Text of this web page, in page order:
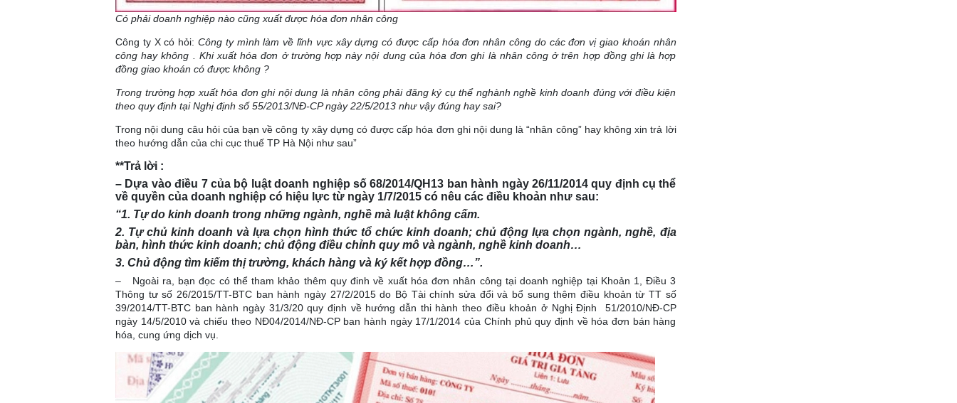
Có phải doanh nghiệp nào cũng xuất được hóa đơn nhân công
Công ty X có hỏi: Công ty mình làm về lĩnh vực xây dựng có được cấp hóa đơn nhân công do các đơn vị giao khoán nhân
công hay không . Khi xuất hóa đơn ở trường hợp này nội dung của hóa đơn ghi là nhân công ở trên hợp đồng ghi là hợp
đồng giao khoán có được không ?
Trong trường hợp xuất hóa đơn ghi nội dung là nhân công phải đăng ký cụ thể nghành nghề kinh doanh đúng với điều kiện
theo quy định tại Nghị định số 55/2013/NĐ-CP ngày 22/5/2013 như vậy đúng hay sai?
Trong nội dung câu hỏi của bạn về công ty xây dựng có được cấp hóa đơn ghi nội dung là “nhân công” hay không xin trả lời
theo hướng dẫn của chi cục thuế TP Hà Nội như sau”
**Trả lời :
– Dựa vào điều 7 của bộ luật doanh nghiệp số 68/2014/QH13 ban hành ngày 26/11/2014 quy định cụ thể
về quyền của doanh nghiệp có hiệu lực từ ngày 1/7/2015 có nêu các điều khoản như sau:
“1. Tự do kinh doanh trong những ngành, nghề mà luật không cấm.
2. Tự chủ kinh doanh và lựa chọn hình thức tổ chức kinh doanh; chủ động lựa chọn ngành, nghề, địa
bàn, hình thức kinh doanh; chủ động điều chỉnh quy mô và ngành, nghề kinh doanh…
3. Chủ động tìm kiếm thị trường, khách hàng và ký kết hợp đồng…”.
– Ngoài ra, bạn đọc có thể tham khảo thêm quy đinh về xuất hóa đơn nhân công tại doanh nghiệp tại Khoản 1, Điều 3
Thông tư số 26/2015/TT-BTC ban hành ngày 27/2/2015 do Bộ Tài chính sửa đổi và bổ sung thêm điều khoản từ TT số
39/2014/TT-BTC ban hành ngày 31/3/20 quy định về hướng dẫn thi hành theo điều khoản ở Nghị Định 51/2010/NĐ-CP
ngày 14/5/2010 và chiếu theo NĐ04/2014/NĐ-CP ban hành ngày 17/1/2014 của Chính phủ quy định về hóa đơn bán hàng
hóa, cung ứng dịch vụ.